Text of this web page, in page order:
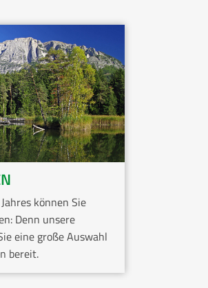
können Sie
Denn unsere
eine große Auswahl
bereit.